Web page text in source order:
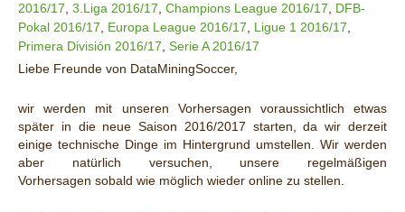
2016/17 3.Liga 2016/17 Champions League 2016/17
DFB-
Pokal 2016/17
Europa League 2016/17 Ligue 1 2016/17
Primera División 2016/17 Serie A 2016/17
Liebe Freunde von DataMiningSoccer,
wir werden mit unseren Vorhersagen voraussichtlich etwas
später in die neue Saison 2016/2017 starten, da wir derzeit
einige technische Dinge im Hintergrund umstellen. Wir werden
aber natürlich versuchen, unsere regelmäßigen
Vorhersagen sobald wie möglich wieder online zu stellen.